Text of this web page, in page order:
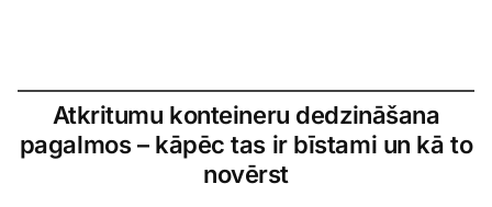
Atkritumu konteineru dedzināšana
pagalmos – kāpēc tas ir bīstami un kā to
novērst